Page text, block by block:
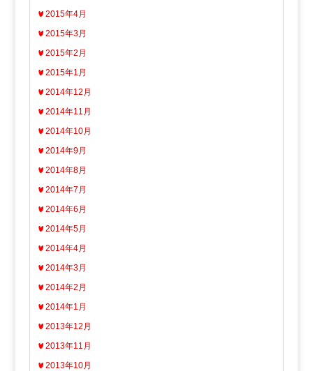
2015年4月
2015年3月
2015年2月
2015年1月
2014年12月
2014年11月
2014年10月
2014年9月
2014年8月
2014年7月
2014年6月
2014年5月
2014年4月
2014年3月
2014年2月
2014年1月
2013年12月
2013年11月
2013年10月